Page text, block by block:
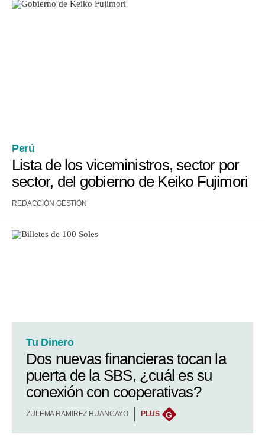
Perú
Lista de los viceministros, sector por
sector, del gobierno de Keiko Fujimori
REDACCIÓN GESTIÓN
Tu Dinero
Dos nuevas financieras tocan la
puerta de la SBS, ¿cuál es su
conexión con cooperativas?
ZULEMA RAMIREZ HUANCAYO PLUS G